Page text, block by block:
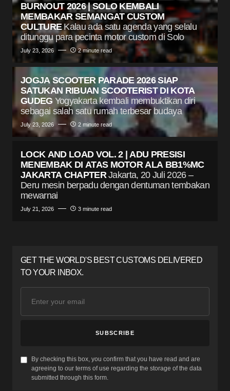
BURNOUT 2026 | SOLO KEMBALI
MEMBAKAR SEMANGAT CUSTOM
CULTURE Kalau ada satu agenda yang selalu
ditunggu para pecinta motor custom di Solo
July 23, 2026 2 minute read
JOGJA SCOOTER PARADE 2026 SIAP
SATUKAN RIBUAN SCOOTERIST DI KOTA
GUDEG Yogyakarta kembali membuktikan diri
sebagai salah satu rumah terbesar budaya
July 23, 2026 2 minute read
LOCK AND LOAD VOL. 2 | ADU PRESISI
MENEMBAK DI ATAS MOTOR ALA BB1%MC
JAKARTA CHAPTER Jakarta, 20 Juli 2026 –
Deru mesin berpadu dengan dentuman tembakan
mewarnai
July 21, 2026 3 minute read
GET THE WORLD'S BEST CUSTOMS DELIVERED
TO YOUR INBOX.
SUBSCRIBE
By checking this box, you confirm that you have read and are
agreeing to our terms of use regarding the storage of the data
submitted through this form.